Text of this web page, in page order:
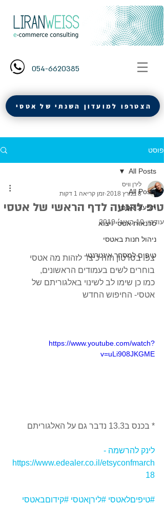
054-6620385
הצטרפו למועדון השנתי של אטסי
פוסט
All Posts
תפעול אטסי
סדנאות אטסי ויצוא
ניהול חנות באטסי
טיפים למסחר אינטרנטי
All Posts
טיפ להגעה לדף הראשי של אטסי
לירן וויס
8 במרץ 2018
זמן קריאה 1 דקות
עודכן:10 באוג׳ 2019
צפו בסרטון הזה כיצד לזהות מה אטסי
בוחרים לשים בעמודים הראשונים,
כמו כן שימו לב לשינוי באלגוריתם של
אטסי- החיפוש החדש
https://www.youtube.com/watch?
v=uLi908JKGME
* בכנס ב13.3 נדבר גם על האלגוריתם
לינק להרשמה -
https://www.edealer.co.il/etsyconfmarch
18
#טיפיםלאטסי #לירןאטסי #קידוםבאטסי